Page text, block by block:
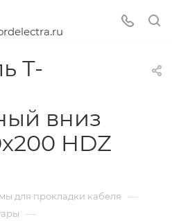
Т-
вниз
HDZ
для прокладки кабеля —
—